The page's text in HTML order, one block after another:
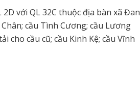
với QL 32C thuộc địa bàn xã Đan
cầu Tình Cương; cầu Lương
cho cầu cũ; cầu Kinh Kệ; cầu Vĩnh